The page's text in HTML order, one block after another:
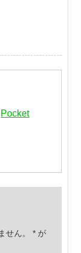
Pocket
せん。 * が